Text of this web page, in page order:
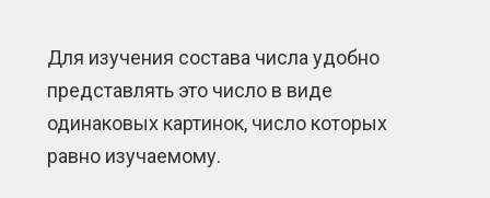
Для изучения состава числа удобно
представлять это число в виде
одинаковых картинок, число которых
равно изучаемому.